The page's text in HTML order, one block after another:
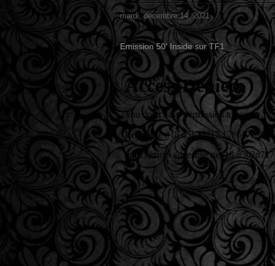
mardi, décembre 14, 2021
Emission 50′ Inside sur TF1